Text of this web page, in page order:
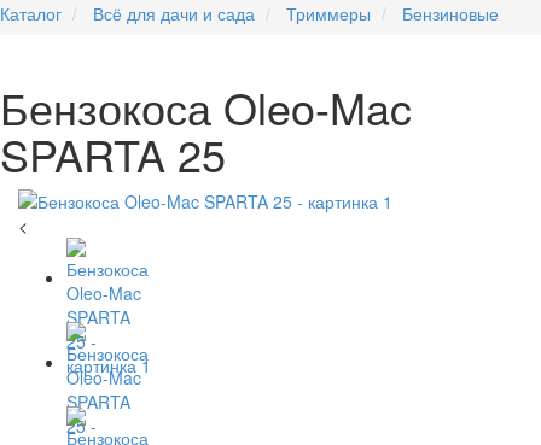
Каталог Всё для дачи и сада Триммеры Бензиновые
Бензокоса Oleo-Mac
SPARTA 25
<